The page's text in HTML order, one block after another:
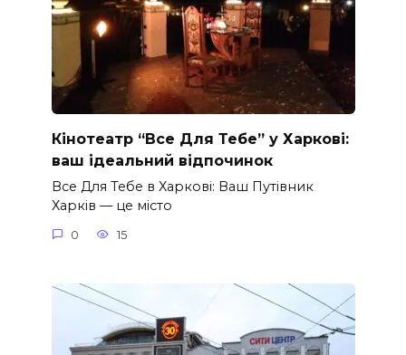
Кінотеатр “Все Для Тебе” у Харкові:
ваш ідеальний відпочинок
Все Для Тебе в Харкові: Ваш Путівник
Харків — це місто
0 15